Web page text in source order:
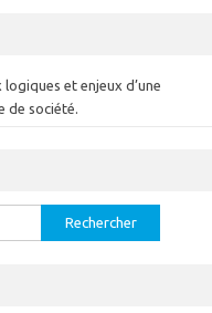
et enjeux d’une
de société.